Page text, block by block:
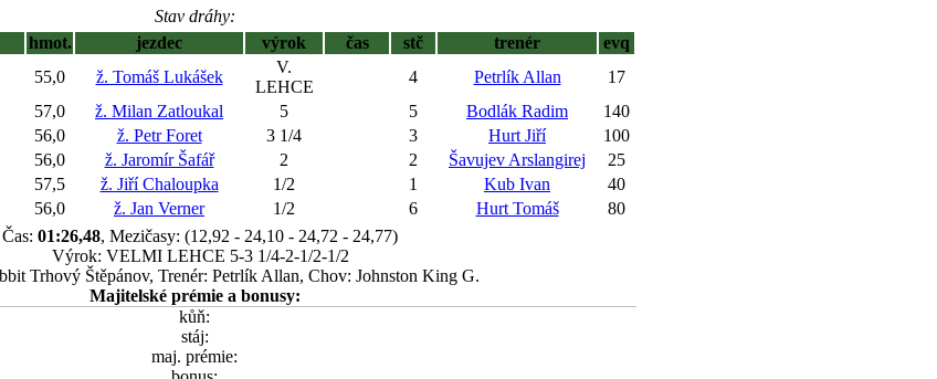
Stav dráhy:
hmot. jezdec výrok čas stč trenér
evq
55,0 ž. Tomáš Lukášek
V.
LEHCE
4 Petrlík Allan
17
57,0 ž. Milan Zatloukal 5 5 Bodlák Radim
140
56,0 ž. Petr Foret 3 1/4 3 Hurt Jiří
100
56,0 ž. Jaromír Šafář 2 2 Šavujev Arslangirej
25
57,5 ž. Jiří Chaloupka 1/2 1 Kub Ivan
40
56,0 ž. Jan Verner 1/2 6 Hurt Tomáš
80
Čas: 01:26,48, Mezičasy: (12,92 - 24,10 - 24,72 - 24,77)
Výrok: VELMI LEHCE 5-3 1/4-2-1/2-1/2
Trhový Štěpánov, Trenér: Petrlík Allan, Chov: Johnston King G.
Majitelské prémie a bonusy:
kůň:
stáj:
maj. prémie: